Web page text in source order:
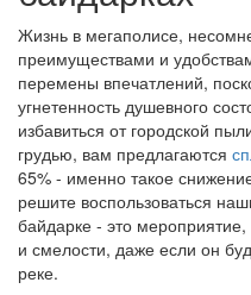
Жизнь в мегаполисе,
преимуществами и
перемены впечатлений,
угнетенность душевного
избавиться от городской
грудью, вам предлагаются
65% - именно такое
решите воспользоваться
байдарке - это мероприятие,
и смелости, даже если он
реке.